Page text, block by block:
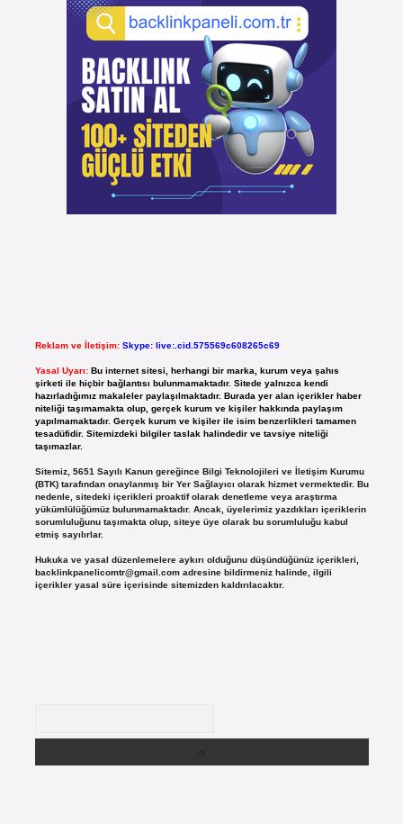
Reklam ve İletişim: Skype: live:.cid.575569c608265c69
Yasal Uyarı: Bu internet sitesi, herhangi bir marka, kurum veya şahıs
şirketi ile hiçbir bağlantısı bulunmamaktadır. Sitede yalnızca kendi
hazırladığımız makaleler paylaşılmaktadır. Burada yer alan içerikler haber
niteliği taşımamakta olup, gerçek kurum ve kişiler hakkında paylaşım
yapılmamaktadır. Gerçek kurum ve kişiler ile isim benzerlikleri tamamen
tesadüfidir. Sitemizdeki bilgiler taslak halindedir ve tavsiye niteliği
taşımazlar.
Sitemiz, 5651 Sayılı Kanun gereğince Bilgi Teknolojileri ve İletişim Kurumu
(BTK) tarafından onaylanmış bir Yer Sağlayıcı olarak hizmet vermektedir. Bu
nedenle, sitedeki içerikleri proaktif olarak denetleme veya araştırma
yükümlülüğümüz bulunmamaktadır. Ancak, üyelerimiz yazdıkları içeriklerin
sorumluluğunu taşımakta olup, siteye üye olarak bu sorumluluğu kabul
etmiş sayılırlar.
Hukuka ve yasal düzenlemelere aykırı olduğunu düşündüğünüz içerikleri,
backlinkpanelicomtr@gmail.comadresine bildirmeniz halinde, ilgili
içerikler yasal süre içerisinde sitemizden kaldırılacaktır.